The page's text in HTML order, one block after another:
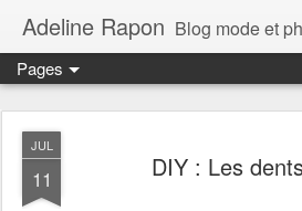
Adeline Rapon Blog mode et
Pages
JUL
11 DIY : Les